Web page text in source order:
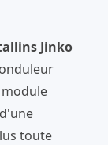
Jinko
toute